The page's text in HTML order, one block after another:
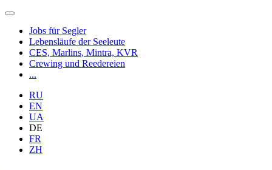
Jobs für Segler
Lebensläufe der Seeleute
CES, Marlins, Mintra, KVR
Crewing und Reedereien
...
RU
EN
UA
DE
FR
ZH